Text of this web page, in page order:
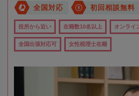
全国対応 初回相談無料
役所から近い 在籍数10名以上 オンライ
全国出張対応可 女性税理士在籍